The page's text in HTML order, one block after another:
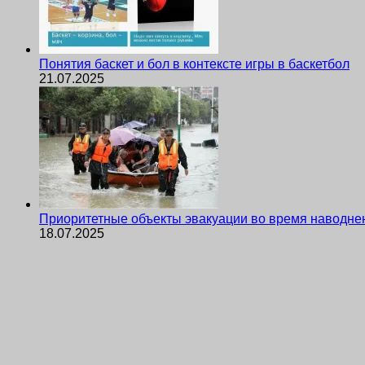
Понятия баскет и бол в контексте игры в баскетбол
21.07.2025
Приоритетные объекты эвакуации во время
18.07.2025